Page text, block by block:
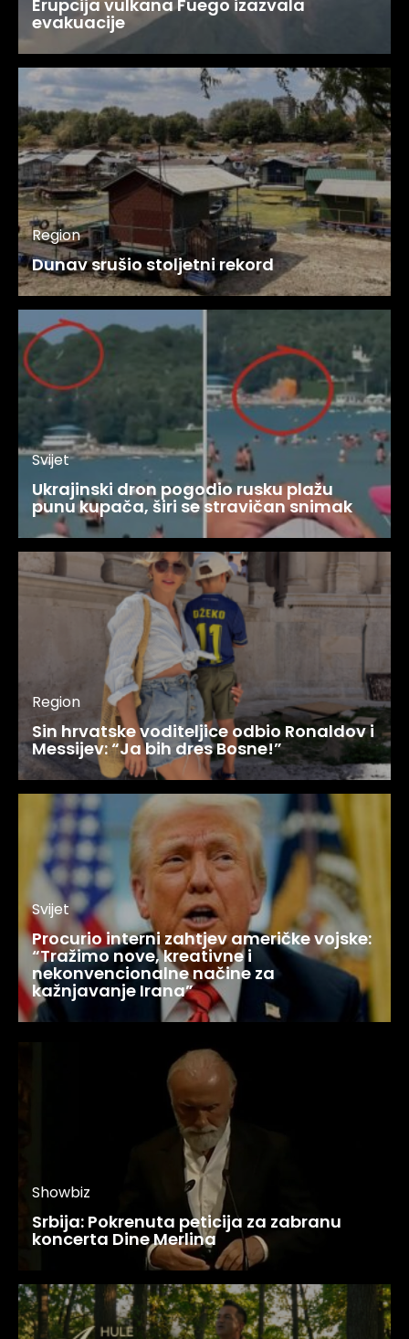
Erupcija vulkana Fuego izazvala
evakuacije
Region
Dunav srušio stoljetni rekord
Svijet
Ukrajinski dron pogodio rusku plažu
punu kupača, širi se stravičan snimak
Region
Sin hrvatske voditeljice odbio Ronaldov i
Messijev: “Ja bih dres Bosne!”
Svijet
Procurio interni zahtjev američke vojske:
“Tražimo nove, kreativne i
nekonvencionalne načine za
kažnjavanje Irana”
Showbiz
Srbija: Pokrenuta peticija za zabranu
koncerta Dine Merlina